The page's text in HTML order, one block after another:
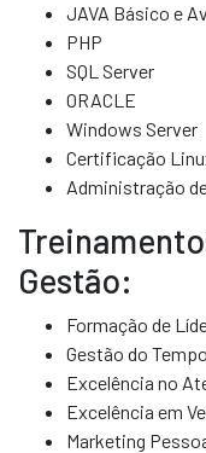
JAVA Básico e
PHP
SQL Server
ORACLE
Windows Server
Certificação
Administração
Gestão:
Formação de
Gestão do Tempo
Excelência no
Excelência em
Marketing